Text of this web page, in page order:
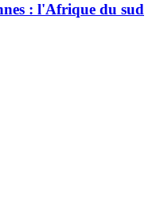
: l'Afrique du sud